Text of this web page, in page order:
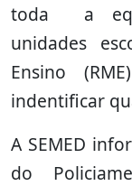
toda a
unidades
Ensino
indentificar
A SEMED
do